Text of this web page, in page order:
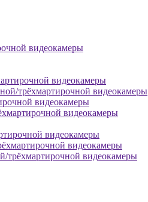
видеокамеры
видеокамеры
трёхмартирочной видеокамеры
видеокамеры
видеокамеры
видеокамеры
видеокамеры
трёхмартирочной видеокамеры